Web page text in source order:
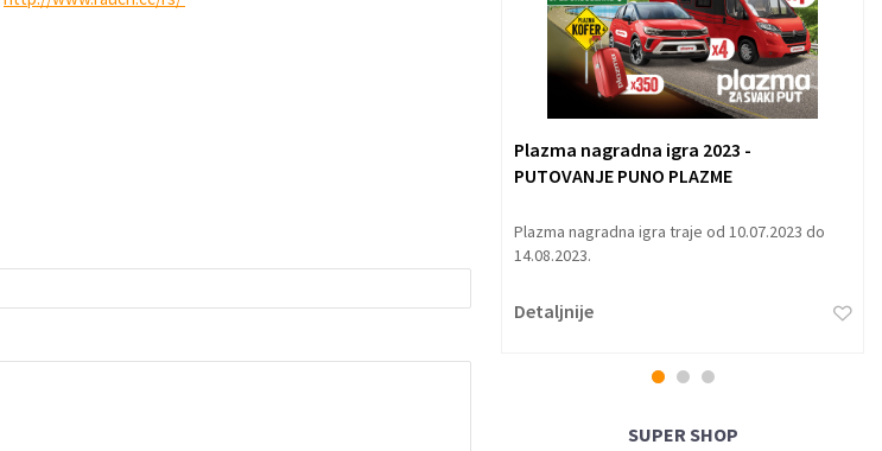
Detaljnije
Plazma nagradna igra 2023 -
PUTOVANJE PUNO PLAZME
Plazma nagradna igra traje od 10.07.2023 do
14.08.2023.
Detaljnije
1 2 3
SUPER SHOP